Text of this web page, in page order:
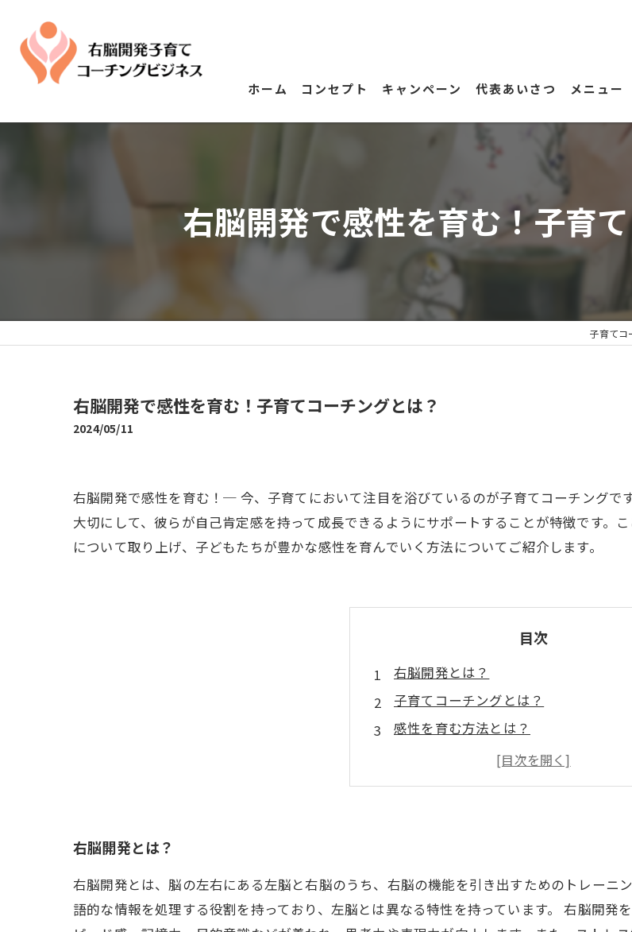
ホーム コンセプト キャンペーン 代表あいさつ メニュー
右脳開発で感性を育む！子育
子育てコ
右脳開発で感性を育む！子育てコーチングとは？
2024/05/11
右脳開発で感性を育む！─ 今、子育てにおいて注目を浴びているのが子育てコーチングで
大切にして、彼らが自己肯定感を持って成長できるようにサポートすることが特徴です。
について取り上げ、子どもたちが豊かな感性を育んでいく方法についてご紹介します。
目次
右脳開発とは？
子育てコーチングとは？
感性を育む方法とは？
子どもの成長に必要なこととは？
親自身が学ぶべきこととは？
右脳開発とは？
右脳開発とは、脳の左右にある左脳と右脳のうち、右脳の機能を引き出すためのトレーニ
語的な情報を処理する役割を持っており、左脳とは異なる特性を持っています。 右脳開発